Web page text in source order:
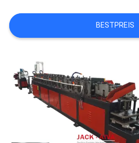
BITTE UM
ANGEBOT
SITEMAP
BESTPREIS